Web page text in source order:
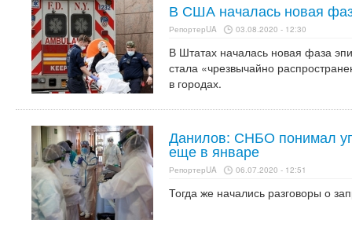
В США началась новая
РепортерUA 03.08.2020 - 12:30
В Штатах началась новая фаза
стала «чрезвычайно
в городах.
Данилов: СНБО понимал
еще в январе
РепортерUA 06.07.2020 - 12:51
Тогда же начались разговоры о